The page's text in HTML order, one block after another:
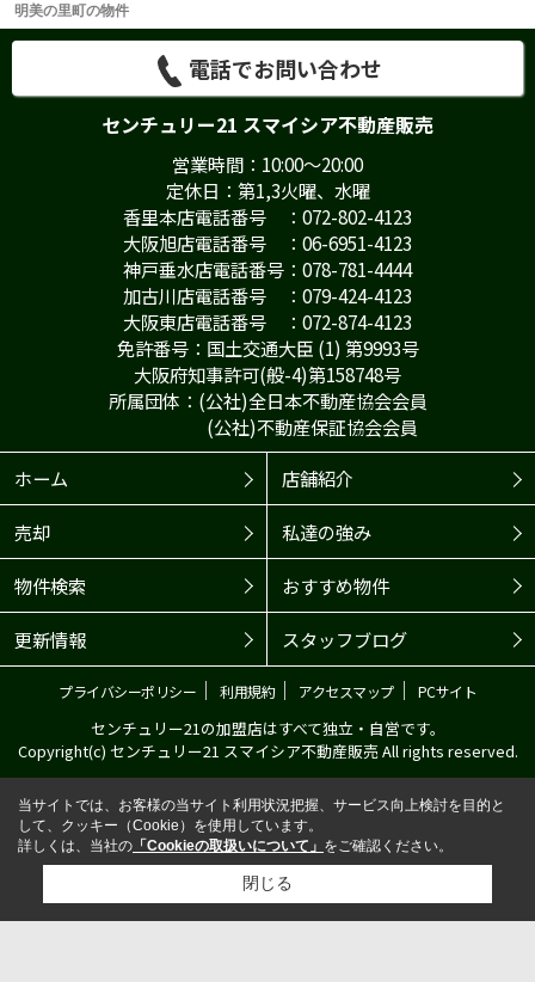
明美の里町の物件
電話でお問い合わせ
センチュリー21 スマイシア不動産販売
営業時間：10:00～20:00
定休日：第1,3火曜、水曜
香里本店電話番号 ：072-802-4123
大阪旭店電話番号 ：06-6951-4123
神戸垂水店電話番号：078-781-4444
加古川店電話番号 ：079-424-4123
大阪東店電話番号 ：072-874-4123
免許番号：国土交通大臣 (1) 第9993号
大阪府知事許可(般-4)第158748号
所属団体：(公社)全日本不動産協会会員
(公社)不動産保証協会会員
ホーム
店舗紹介
売却 私達の強み
物件検索 おすすめ物件
更新情報 スタッフブログ
プライバシーポリシー ｜ 利用規約｜ アクセスマップ｜ PCサイト
センチュリー21の加盟店はすべて独立・自営です。
Copyright(c) センチュリー21 スマイシア不動産販売 All rights reserved.
当サイトでは、お客様の当サイト利用状況把握、サービス向上検討を目的と
して、クッキー（Cookie）を使用しています。
詳しくは、当社の 「Cookieの取扱いについて」 をご確認ください。
閉じる